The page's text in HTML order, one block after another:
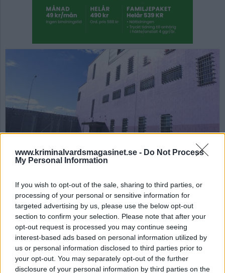
www.kriminalvardsmagasinet.se - Do Not Process
My Personal Information
If you wish to opt-out of the sale, sharing to third parties, or
processing of your personal or sensitive information for
targeted advertising by us, please use the below opt-out
section to confirm your selection. Please note that after your
opt-out request is processed you may continue seeing
interest-based ads based on personal information utilized by
us or personal information disclosed to third parties prior to
your opt-out. You may separately opt-out of the further
disclosure of your personal information by third parties on the
Upp till 600 svenska intagna kommer att flyttas till Estland för att avtjäna
Justitiekanslern kritisk
mot fängelseplatser
utomlands
Av Nina Silventoinen 2025-10-29